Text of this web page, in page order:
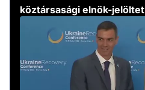
köztársasági elnök-jelöltet